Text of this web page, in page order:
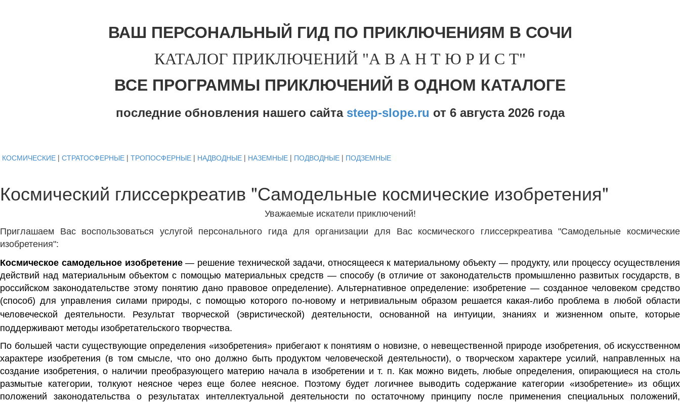
ВАШ ПЕРСОНАЛЬНЫЙ ГИД ПО ПРИКЛЮЧЕНИЯМ В СОЧИ
КАТАЛОГ ПРИКЛЮЧЕНИЙ "А В А Н Т Ю Р И С Т"
ВСЕ ПРОГРАММЫ ПРИКЛЮЧЕНИЙ В ОДНОМ КАТАЛОГЕ
последние обновления нашего сайта steep-slope.ru от 6 августа 2026 года
КОСМИЧЕСКИЕ | СТРАТОСФЕРНЫЕ | ТРОПОСФЕРНЫЕ | НАДВОДНЫЕ | НАЗЕМНЫЕ | ПОДВОДНЫЕ | ПОДЗЕМНЫЕ
Космический глиссеркреатив "Самодельные космические изобретения"
Уважаемые искатели приключений!
Приглашаем Вас воспользоваться услугой персонального гида для организации для Вас космического глиссеркреатива "Самодельные космические
изобретения":
Космическое самодельное изобретение— решение технической задачи, относящееся к материальному объекту — продукту, или процессу осуществления
действий над материальным объектом с помощью материальных средств — способу (в отличие от законодательств промышленно развитых государств, в
российском законодательстве этому понятию дано правовое определение).Альтернативное определение: изобретение — созданное человеком средство
(способ) для управления силами природы, с помощью которого по-новому и нетривиальным образом решается какая-либо проблема в любой области
человеческой деятельности. Результат
творческой (эвристической) деятельности, основанной на интуиции, знаниях
и жизненном опыте, которые
поддерживают методы изобретательского творчества.
По большей части существующие определения «изобретения» прибегают к понятиям о новизне, о невещественной природе изобретения, об искусственном
характере изобретения (в том смысле, что оно должно быть продуктом человеческой деятельности), о творческом характере усилий, направленных на
создание изобретения, о наличии преобразующего материю начала в изобретении и т. п. Как можно видеть, любые определения, опирающиеся на столь
размытые категории, толкуют неясное через еще более неясное. Поэтому будет логичнее выводить содержание категории «изобретение» из общих
положений законодательства о результатах интеллектуальной деятельности по остаточному принципу после применения специальных положений,